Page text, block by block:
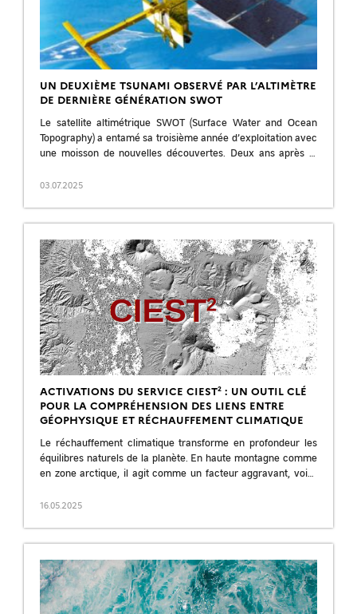
UN DEUXIÈME TSUNAMI OBSERVÉ PAR L’ALTIMÈTRE
DE DERNIÈRE GÉNÉRATION SWOT
Le satellite altimétrique SWOT (Surface Water and Ocean
Topography) a entamé sa troisième année d’exploitation avec
une moisson de nouvelles découvertes. Deux ans après la
03.07.2025
ACTIVATIONS DU SERVICE CIEST² : UN OUTIL CLÉ
POUR LA COMPRÉHENSION DES LIENS ENTRE
GÉOPHYSIQUE ET RÉCHAUFFEMENT CLIMATIQUE
Le réchauffement climatique transforme en profondeur les
équilibres naturels de la planète. En haute montagne comme
en zone arctique, il agit comme un facteur aggravant, voire
16.05.2025